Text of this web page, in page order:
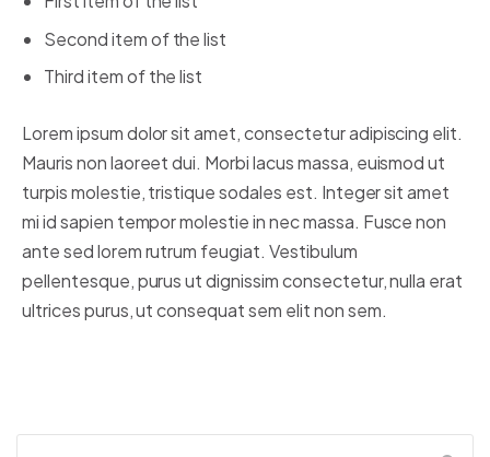
Second item of the list
Third item of the list
Lorem ipsum dolor sit amet, consectetur adipiscing elit.
Mauris non laoreet dui. Morbi lacus massa, euismod ut
turpis molestie, tristique sodales est. Integer sit amet
mi id sapien tempor molestie in nec massa. Fusce non
ante sed lorem rutrum feugiat. Vestibulum
pellentesque, purus ut dignissim consectetur, nulla erat
ultrices purus, ut consequat sem elit non sem.